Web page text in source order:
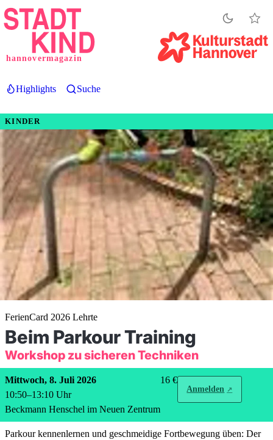
Direkt
zum
hannovermagazin
Highlights Suche
KINDER
FerienCard 2026 Lehrte
Beim Parkour Training
Workshop zu sicheren Techniken
Mittwoch, 8. Juli 2026
10:50–13:10 Uhr
Beckmann Henschel im Neuen Zentrum
16 €
Anmelden
Parkour kennenlernen und geschmeidige Fortbewegung üben: Der